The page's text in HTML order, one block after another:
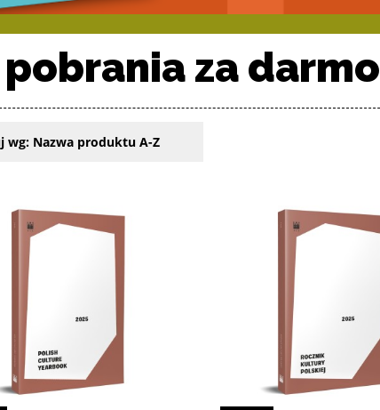
pobrania za darmo
wg: Nazwa produktu A-Z